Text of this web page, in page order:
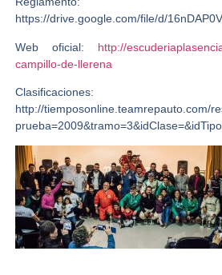
https://drive.google.com/file/d/
Web oficial: http://
campillo-de-llerena
Clasificaciones:
http://tiemposonline.teamrepauto.com/